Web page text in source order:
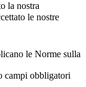
la nostra
le nostre
le Norme sulla
campi obbligatori